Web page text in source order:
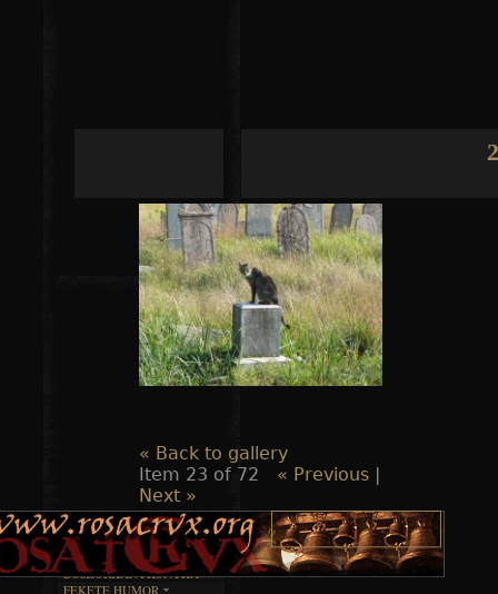
« Back to gallery
Item 23 of 72
« Previous |
Next »
TAJTÉKOS LAPOK
ZENE
EGYÜTTESEK
INTERJÚK
ÍRÁSOK
IRODALOM
BOSZORKÁNYKONYHA
FEKETE HUMOR